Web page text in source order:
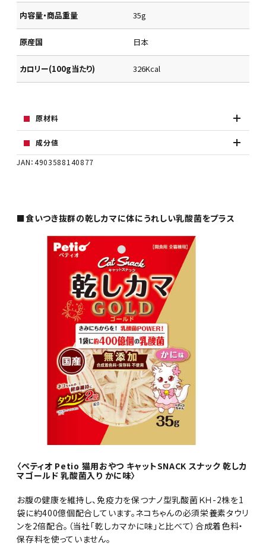
内容量・商品重量 35g
原産国 日本
カロリー(100g当たり) 326Kcal
原材料
成分値
JAN：4903588140877
■食いつき抜群の乾しカマに体にうれしい乳酸菌をプラス
〈ペティオ Petio 猫用おやつ キャットSNACK スナック 乾しカ
マゴールド 乳酸菌入り かに味〉
お腹の健康を維持し、免疫力を保つナノ型乳酸菌ＫＨ-2株を1
袋に約400億個配合しています。ネコちゃんの必須栄養素タウリ
ンを2倍配合。（当社「乾しカマかに味」と比べて）合成着色料・
保存料を使っていません。